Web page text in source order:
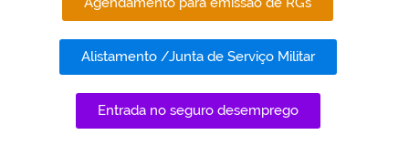
Alistamento /Junta de Serviço Militar
Entrada no seguro desemprego